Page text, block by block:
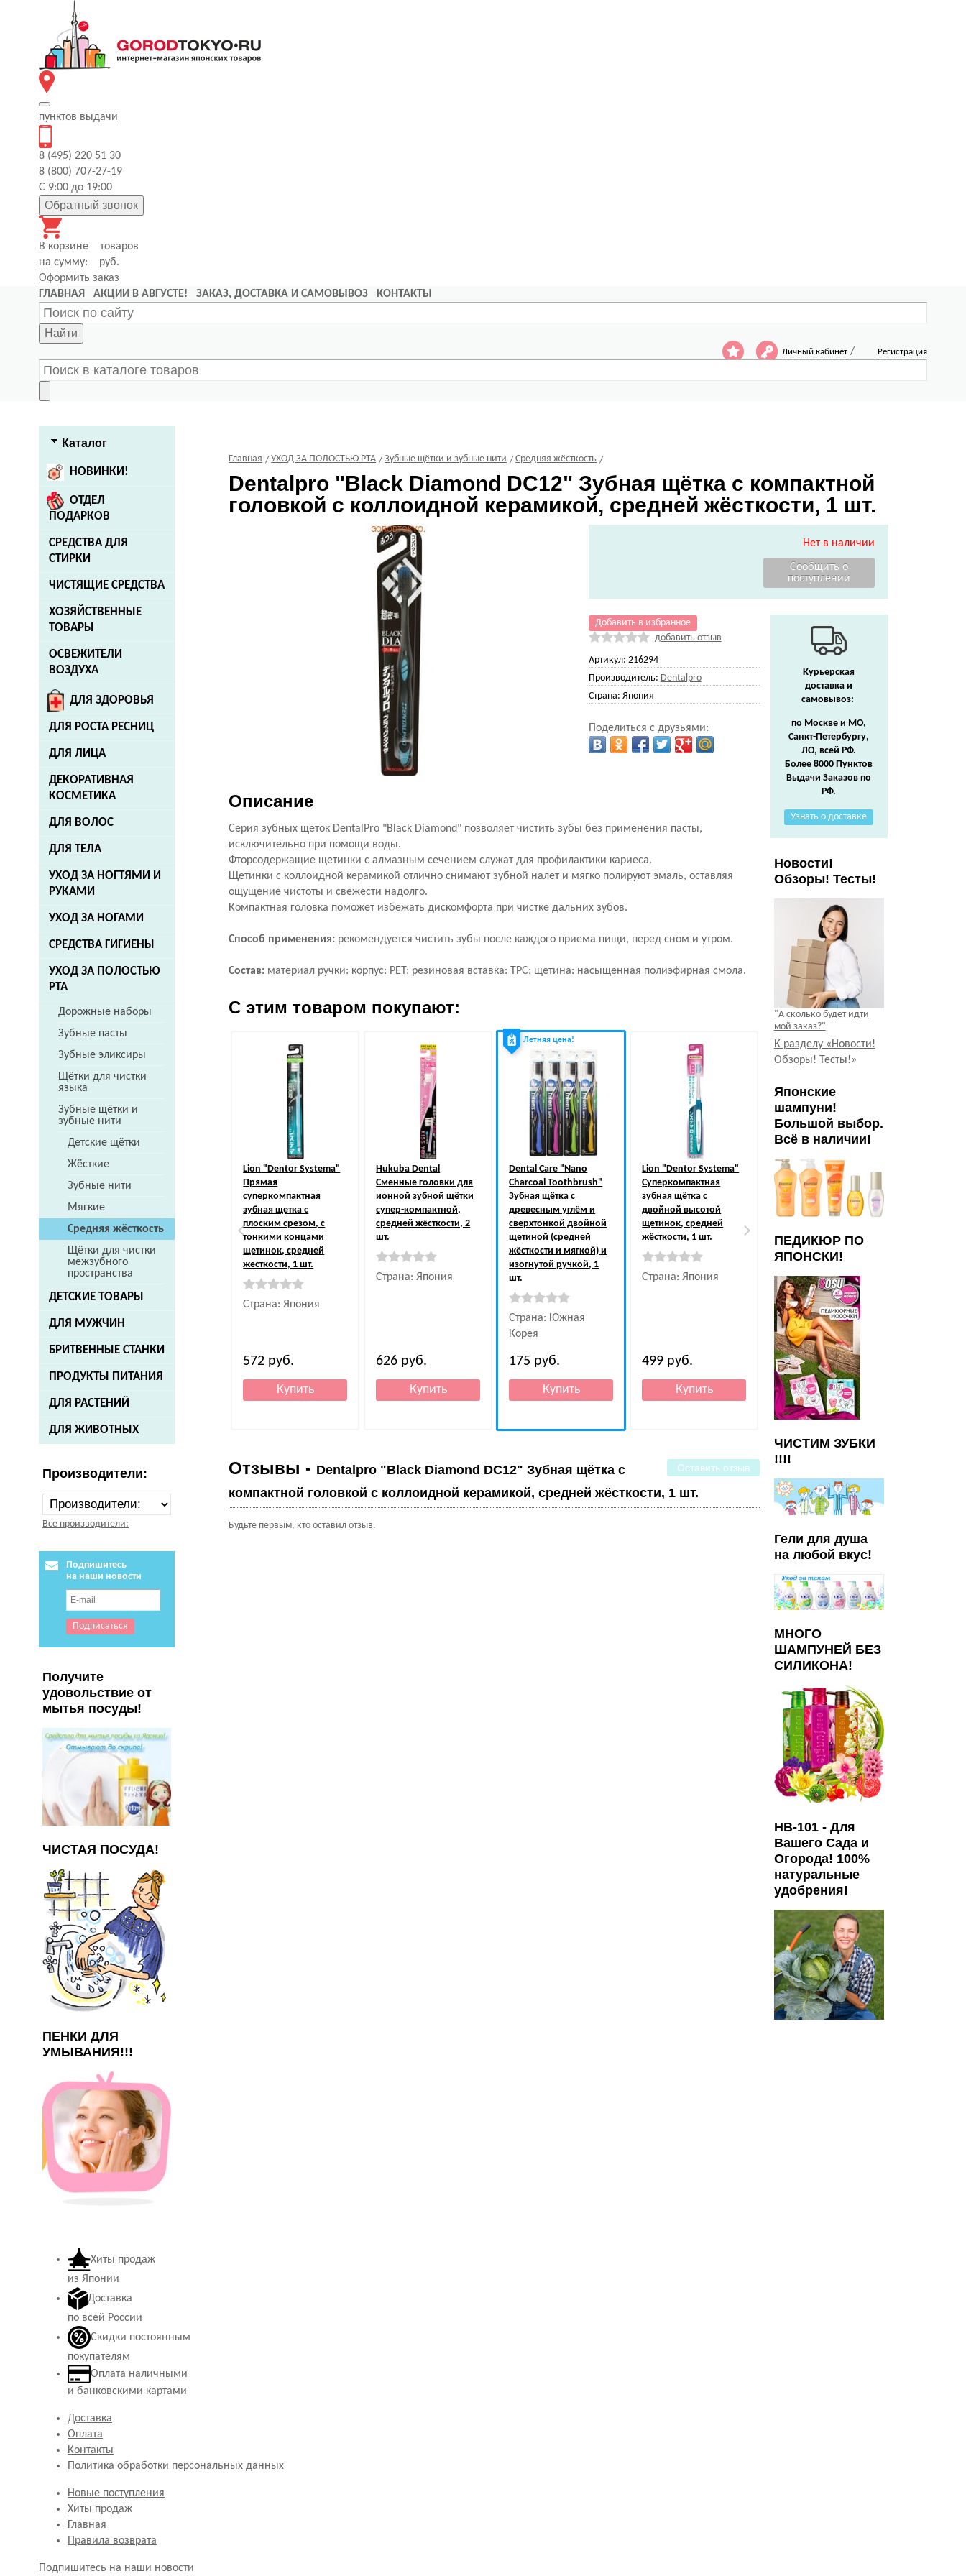
пунктов выдачи
8 (495) 220 51 30
8 (800) 707-27-19
С 9:00 до 19:00
Обратный звонок
В корзине
товаров
на сумму:
руб.
Оформить заказ
ГЛАВНАЯ
АКЦИИ В АВГУСТЕ! ЗАКАЗ, ДОСТАВКА И САМОВЫВОЗ КОНТАКТЫ
Найти
Личный кабинет / Регистрация
Каталог
НОВИНКИ!
ОТДЕЛ
ПОДАРКОВ
СРЕДСТВА ДЛЯ
СТИРКИ
ЧИСТЯЩИЕ СРЕДСТВА
ХОЗЯЙСТВЕННЫЕ
ТОВАРЫ
ОСВЕЖИТЕЛИ
ВОЗДУХА
ДЛЯ ЗДОРОВЬЯ
ДЛЯ РОСТА РЕСНИЦ
ДЛЯ ЛИЦА
ДЕКОРАТИВНАЯ
КОСМЕТИКА
ДЛЯ ВОЛОС
ДЛЯ ТЕЛА
УХОД ЗА НОГТЯМИ И
РУКАМИ
УХОД ЗА НОГАМИ
СРЕДСТВА ГИГИЕНЫ
УХОД ЗА ПОЛОСТЬЮ
РТА
Дорожные наборы
Зубные пасты
Зубные эликсиры
Щётки для чистки
языка
Зубные щётки и
зубные нити
Детские щётки
Жёсткие
Зубные нити
Мягкие
Средняя жёсткость
Щётки для чистки
межзубного
пространства
ДЕТСКИЕ ТОВАРЫ
ДЛЯ МУЖЧИН
БРИТВЕННЫЕ СТАНКИ
ПРОДУКТЫ ПИТАНИЯ
ДЛЯ РАСТЕНИЙ
ДЛЯ ЖИВОТНЫХ
Производители:
Все производители:
Подпишитесь
на наши новости
Получите
удовольствие от
мытья посуды!
ЧИСТАЯ ПОСУДА!
ПЕНКИ ДЛЯ
УМЫВАНИЯ!!!
Главная УХОД ЗА ПОЛОСТЬЮ РТА Зубные щётки и зубные нити Средняя жёсткость
Dentalpro "Black Diamond DC12" Зубная щётка с компактной
головкой с коллоидной керамикой, средней жёсткости, 1 шт.
Нет в наличии
Добавить в избранное
добавить отзыв
Артикул: 216294
Производитель: Dentalpro
Страна: Япония
Поделиться с друзьями:
Описание
Серия зубных щеток DentalPro "Black Diamond" позволяет чистить зубы без применения пасты,
исключительно при помощи воды.
Фторсодержащие щетинки с алмазным сечением служат для профилактики кариеса.
Щетинки с коллоидной керамикой отлично снимают зубной налет и мягко полируют эмаль, оставляя
ощущение чистоты и свежести надолго.
Компактная головка поможет избежать дискомфорта при чистке дальних зубов.
Способ применения: рекомендуется чистить зубы после каждого приема пищи, перед сном и утром.
Состав: материал ручки: корпус: PET; резиновая вставка: TPC; щетина: насыщенная полиэфирная смола.
С этим товаром покупают:
Lion "Dentor Systema"
Прямая
суперкомпактная
зубная щетка с
плоским срезом, с
тонкими концами
щетинок, средней
жесткости, 1 шт.
Страна: Япония
572 руб.
Hukuba Dental
Сменные головки для
ионной зубной щётки
супер-компактной,
средней жёсткости, 2
шт.
Страна: Япония
626 руб.
Летняя цена!
Dental Care "Nano
Charcoal Toothbrush"
Зубная щётка c
древесным углём и
сверхтонкой двойной
щетиной (средней
жёсткости и мягкой) и
изогнутой ручкой, 1
шт.
Страна: Южная
Корея
175 руб.
Lion "Dentor Systema"
Суперкомпактная
зубная щётка с
двойной высотой
щетинок, средней
жёсткости, 1 шт.
Страна: Япония
499 руб.
Lion"Clinica" 3-рядная
зубная щётка с
плоским срезом,
средней жёсткости, 1
Страна: Япония
410руб.
Оставить отзыв
Отзывы - Dentalpro "Black Diamond DC12" Зубная щётка с
компактной головкой с коллоидной керамикой, средней жёсткости, 1 шт.
Будьте первым, кто оставил отзыв.
Курьерская
доставка и
самовывоз:
по Москве и МО,
Санкт-Петербургу,
ЛО, всей РФ.
Более 8000 Пунктов
Выдачи Заказов по
РФ.
Узнать о доставке
Новости!
Обзоры! Тесты!
"А сколько будет идти
мой заказ?"
К разделу «Новости!
Обзоры! Тесты!»
Японские
шампуни!
Большой выбор.
Всё в наличии!
ПЕДИКЮР ПО
ЯПОНСКИ!
ЧИСТИМ ЗУБКИ
!!!!
Гели для душа
на любой вкус!
МНОГО
ШАМПУНЕЙ БЕЗ
СИЛИКОНА!
HB-101 - Для
Вашего Сада и
Огорода! 100%
натуральные
удобрения!
Хиты продаж
из Японии
Доставка
по всей России
Скидки постоянным
покупателям
Оплата наличными
и банковскими картами
Доставка
Оплата
Контакты
Политика обработки персональных данных
Новые поступления
Хиты продаж
Главная
Правила возврата
Подпишитесь на наши новости